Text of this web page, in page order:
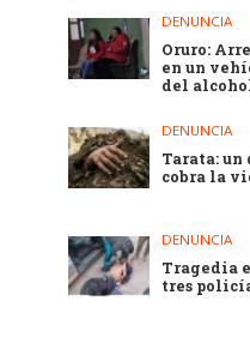
DENUNCIA
Oruro:
en un
del
DENUNCIA
Tarata:
cobra la
DENUNCIA
Tragedia
tres